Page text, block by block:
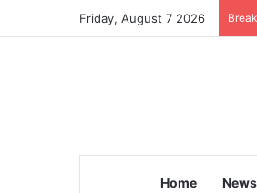
Friday, August 7 2026
Home